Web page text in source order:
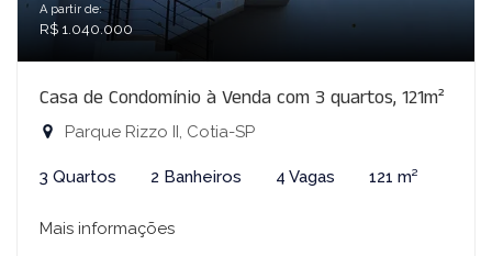
A partir de:
R$ 1.040.000
Casa de Condomínio à Venda com 3 quartos, 121m²
Parque Rizzo II, Cotia-SP
3 Quartos 2 Banheiros 4 Vagas 121 m²
Mais informações